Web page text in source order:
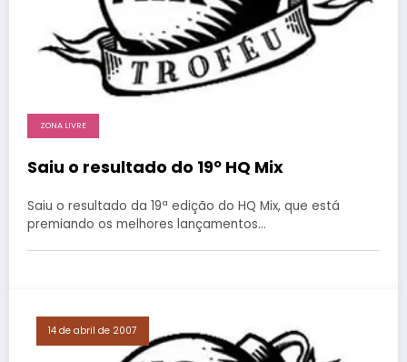
ZONA LIVRE
Saiu o resultado do 19º HQ Mix
Saiu o resultado da 19ª edição do HQ Mix, que está
premiando os melhores lançamentos…
14 de abril de 2007